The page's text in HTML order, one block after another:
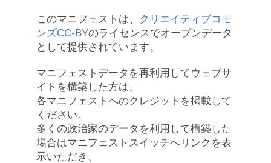
このマニフェストは、
クリエイティブコモ
ンズCC-BYのライセンスでオープンデータ
として提供されています。
マニフェストデータを再利用してウェブサ
イトを構築した方は、
各マニフェストへのクレジットを掲載して
ください。
多くの政治家のデータを利用して構築した
場合はマニフェストスイッチへリンクを表
示いただき、